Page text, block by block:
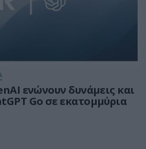
ενώνουν δυνάμεις και
Go σε εκατομμύρια